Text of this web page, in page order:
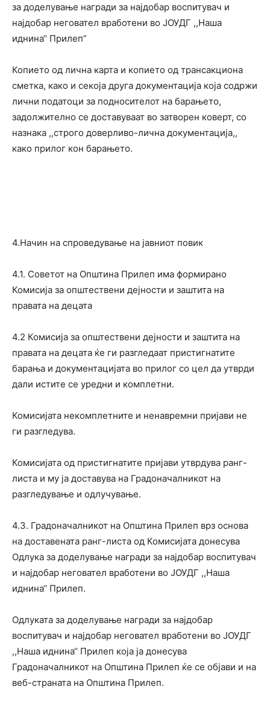
за доделување награди за најдобар воспитувач и
најдобар неговател вработени во ЈОУДГ ,,Наша
иднина‘‘ Прилеп”
Копието од лична карта и копието од трансакциона
сметка, како и секоја друга документација која содржи
лични податоци за подносителот на барањето,
задолжително се доставуваат во затворен коверт, со
назнака ,,строго доверливо-лична документација,,
како прилог кон барањето.
4.Начин на спроведување на јавниот повик
4.1. Советот на Општина Прилеп има формирано
Комисија за општествени дејности и заштита на
правата на децата
4.2 Комисија за општествени дејности и заштита на
правата на децата ќе ги разгледаат пристигнатите
барања и документацијата во прилог со цел да утврди
дали истите се уредни и комплетни.
Комисијата некомплетните и ненавремни пријави не
ги разгледува.
Комисијата од пристигнатите пријави утврдува ранг-
листа и му ја доставува на Градоначалникот на
разгледување и одлучување.
4.3. Градоначалникот на Општина Прилеп врз основа
на доставената ранг-листа од Комисијата донесува
Одлука за доделување награди за најдобар воспитувач
и најдобар неговател вработени во ЈОУДГ ,,Наша
иднина‘‘ Прилеп.
Одлуката за доделување награди за најдобар
воспитувач и најдобар неговател вработени во ЈОУДГ
,,Наша иднина‘‘ Прилеп која ја донесува
Градоначалникот на Општина Прилеп ќе се објави и на
веб-страната на Општина Прилеп.